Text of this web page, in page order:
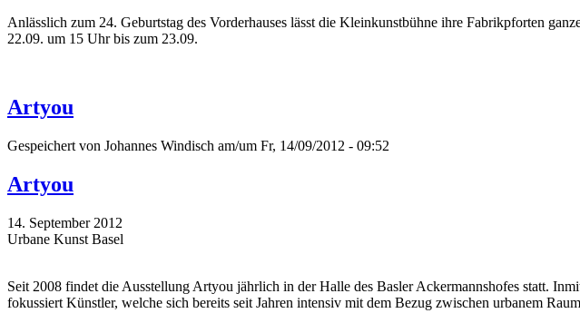
Anlässlich zum 24. Geburtstag des Vorderhauses lässt die Kleinkunstbühne ihre Fabrikpforten
22.09. um 15 Uhr bis zum 23.09.
Artyou
Gespeichert von Johannes Windisch am/um Fr, 14/09/2012 - 09:52
Artyou
14. September 2012
Urbane Kunst Basel
Seit 2008 findet die Ausstellung Artyou jährlich in der Halle des Basler Ackermannshofes statt.
fokussiert Künstler, welche sich bereits seit Jahren intensiv mit dem Bezug zwischen urbanem